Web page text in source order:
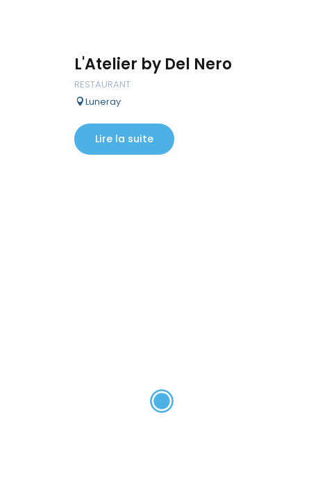
L'Atelier by Del Nero
RESTAURANT
Luneray
Lire la suite